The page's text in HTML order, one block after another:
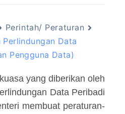
Perintah/ Peraturan
Data
Pengguna Data)
yang diberikan oleh
Data Peribadi
membuat peraturan-